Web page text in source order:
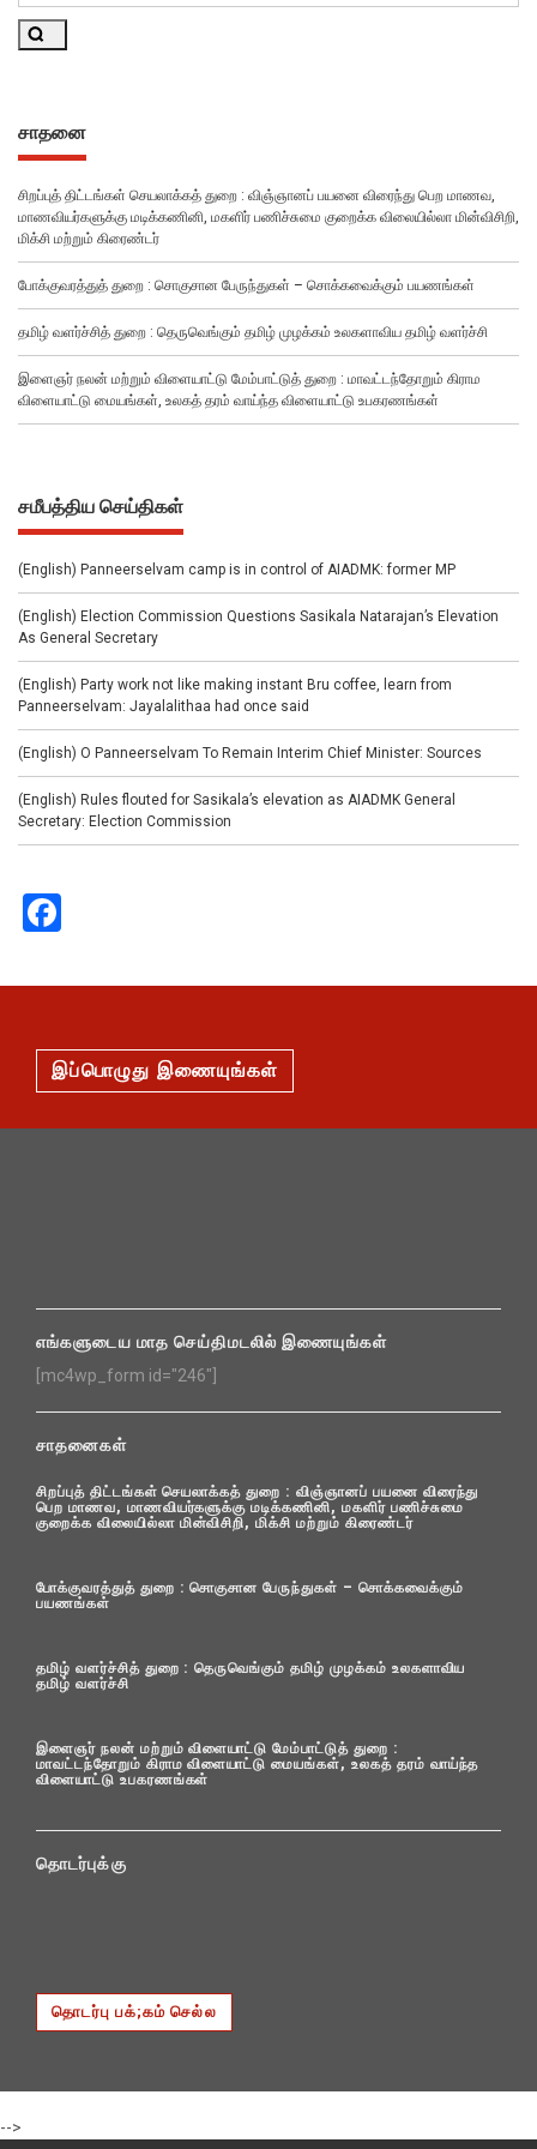
சாதனை
சிறப்புத் திட்டங்கள் செயலாக்கத் துறை : விஞ்ஞானப் பயனை விரைந்து பெற மாணவ,
மாணவியர்களுக்கு மடிக்கணினி, மகளிர் பணிச்சுமை குறைக்க விலையில்லா மின்விசிறி,
மிக்சி மற்றும் கிரைண்டர்
போக்குவரத்துத் துறை : சொகுசான பேருந்துகள் – சொக்கவைக்கும் பயணங்கள்
தமிழ் வளர்ச்சித் துறை : தெருவெங்கும் தமிழ் முழக்கம் உலகளாவிய தமிழ் வளர்ச்சி
இளைஞர் நலன் மற்றும் விளையாட்டு மேம்பாட்டுத் துறை : மாவட்டந்தோறும் கிராம
விளையாட்டு மையங்கள், உலகத் தரம் வாய்ந்த விளையாட்டு உபகரணங்கள்
சமீபத்திய செய்திகள்
(English) Panneerselvam camp is in control of AIADMK: former MP
(English) Election Commission Questions Sasikala Natarajan’s Elevation
As General Secretary
(English) Party work not like making instant Bru coffee, learn from
Panneerselvam: Jayalalithaa had once said
(English) O Panneerselvam To Remain Interim Chief Minister: Sources
(English) Rules flouted for Sasikala’s elevation as AIADMK General
Secretary: Election Commission
இப்பொழுது இணையுங்கள்
எங்களுடைய மாத செய்திமடலில் இணையுங்கள்
[mc4wp_form id="246"]
சாதனைகள்
சிறப்புத் திட்டங்கள் செயலாக்கத் துறை : விஞ்ஞானப் பயனை விரைந்து
பெற மாணவ, மாணவியர்களுக்கு மடிக்கணினி, மகளிர் பணிச்சுமை
குறைக்க விலையில்லா மின்விசிறி, மிக்சி மற்றும் கிரைண்டர்
போக்குவரத்துத் துறை : சொகுசான பேருந்துகள் – சொக்கவைக்கும்
பயணங்கள்
தமிழ் வளர்ச்சித் துறை : தெருவெங்கும் தமிழ் முழக்கம் உலகளாவிய
தமிழ் வளர்ச்சி
இளைஞர் நலன் மற்றும் விளையாட்டு மேம்பாட்டுத் துறை :
மாவட்டந்தோறும் கிராம விளையாட்டு மையங்கள், உலகத் தரம் வாய்ந்த
விளையாட்டு உபகரணங்கள்
தொடர்புக்கு
தொடர்பு பக்;கம் செல்ல
-->